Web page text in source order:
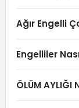
Ağır Engelli
Engelliler
ÖLÜM AYLIĞI